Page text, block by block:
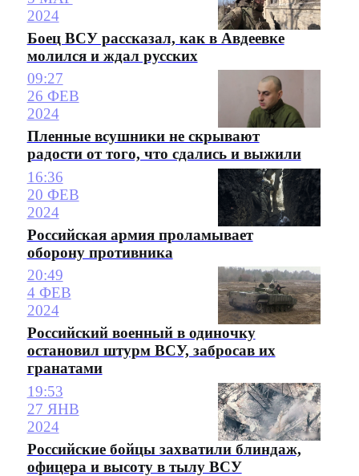
2024
Боец ВСУ рассказал, как в Авдеевке
молился и ждал русских
09:27
26 ФЕВ
2024
Пленные всушники не скрывают
радости от того, что сдались и выжили
16:36
20 ФЕВ
2024
Российская армия проламывает
оборону противника
20:49
4 ФЕВ
2024
Российский военный в одиночку
остановил штурм ВСУ, забросав их
гранатами
19:53
27 ЯНВ
2024
Российские бойцы захватили блиндаж,
офицера и высоту в тылу ВСУ